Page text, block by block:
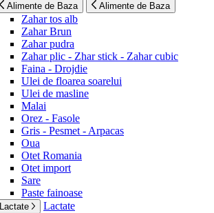
Alimente de Baza Alimente de Baza
Zahar tos alb
Zahar Brun
Zahar pudra
Zahar plic - Zhar stick - Zahar cubic
Faina - Drojdie
Ulei de floarea soarelui
Ulei de masline
Malai
Orez - Fasole
Gris - Pesmet - Arpacas
Oua
Otet Romania
Otet import
Sare
Paste fainoase
Lactate Lactate